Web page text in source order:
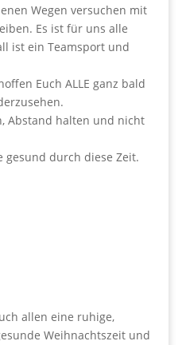
Wegen versuchen mit
Es ist für uns alle
ist ein Teamsport und
Euch ALLE ganz bald
Abstand halten und nicht
gesund durch diese Zeit.
allen eine ruhige,
Weihnachtszeit und